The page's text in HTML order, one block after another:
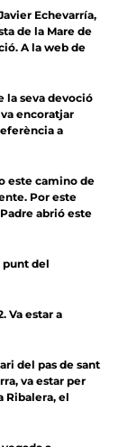
Echevarría,
de la Mare de
A la web de
la seva devoció
encoratjar
a
este camino de
Por este
abrió este
punt del
Va estar a
del pas de sant
va estar per
Ribalera, el